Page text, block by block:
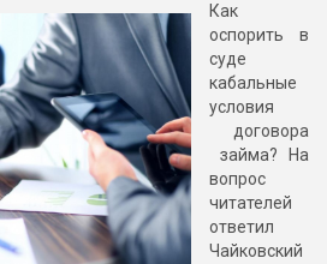
Как
оспорить в
суде
кабальные
условия
договора
займа? На
вопрос
читателей
ответил
Чайковский